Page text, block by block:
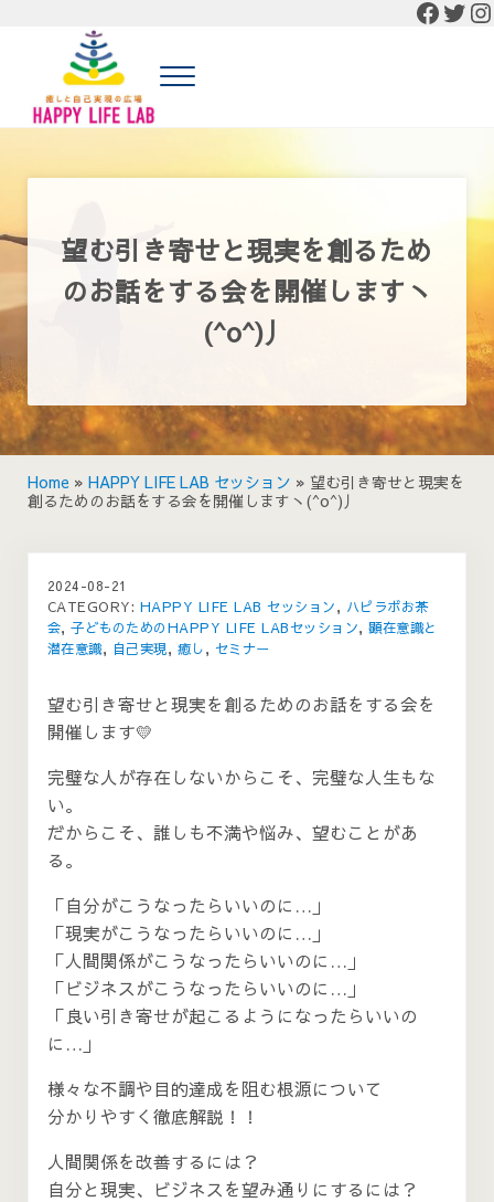
Menu
望む引き寄せと現実を創るため
のお話をする会を開催しますヽ
(^o^)丿
Home » HAPPY LIFE LAB セッション » 望む引き寄せと現実を
創るためのお話をする会を開催しますヽ(^o^)丿
2024-08-21
CATEGORY: HAPPY LIFE LAB セッション, ハピラボお茶
会,子どものためのHAPPY LIFE LABセッション,顕在意識と
潜在意識, 自己実現, 癒し, セミナー
望む引き寄せと現実を創るためのお話をする会を
開催します💛
完璧な人が存在しないからこそ、完璧な人生もな
い。
だからこそ、誰しも不満や悩み、望むことがあ
る。
「自分がこうなったらいいのに…」
「現実がこうなったらいいのに…」
「人間関係がこうなったらいいのに…」
「ビジネスがこうなったらいいのに…」
「良い引き寄せが起こるようになったらいいの
に…」
様々な不調や目的達成を阻む根源について
分かりやすく徹底解説！！
人間関係を改善するには？
自分と現実、ビジネスを望み通りにするには？